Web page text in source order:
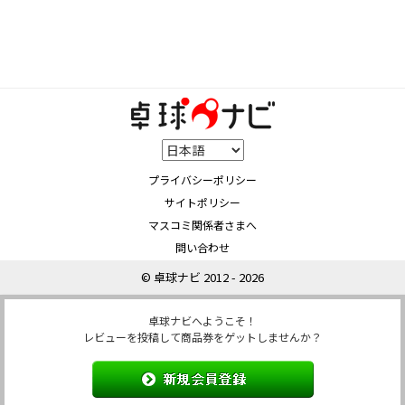
プライバシーポリシー
サイトポリシー
マスコミ関係者さまへ
問い合わせ
© 卓球ナビ 2012 - 2026
卓球ナビへようこそ！
レビューを投稿して商品券をゲットしませんか？